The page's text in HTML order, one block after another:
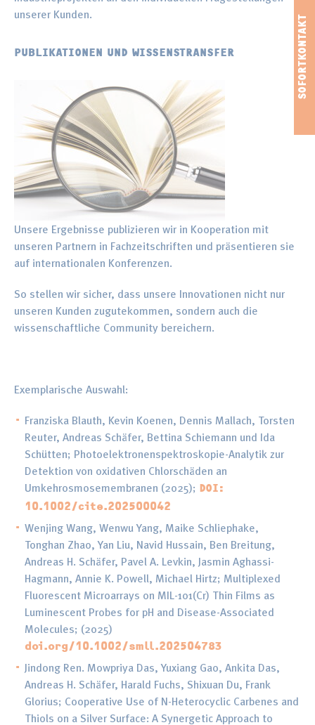
unserer Kunden.
PUBLIKATIONEN UND WISSENSTRANSFER
Unsere Ergebnisse publizieren wir in Kooperation mit
unseren Partnern in Fachzeitschriften und präsentieren sie
auf internationalen Konferenzen.
So stellen wir sicher, dass unsere Innovationen nicht nur
unseren Kunden zugutekommen, sondern auch die
wissenschaftliche Community bereichern.
Exemplarische Auswahl:
Franziska Blauth, Kevin Koenen, Dennis Mallach, Torsten
Reuter, Andreas Schäfer, Bettina Schiemann und Ida
Schütten; Photoelektronenspektroskopie-Analytik zur
Detektion von oxidativen Chlorschäden an
Umkehrosmosemembranen (2025);
DOI:
10.1002/cite.202500042
Wenjing Wang, Wenwu Yang, Maike Schliephake,
Tonghan Zhao, Yan Liu, Navid Hussain, Ben Breitung,
Andreas H. Schäfer, Pavel A. Levkin, Jasmin Aghassi-
Hagmann, Annie K. Powell, Michael Hirtz; Multiplexed
Fluorescent Microarrays on MIL-101(Cr) Thin Films as
Luminescent Probes for pH and Disease-Associated
Molecules; (2025)
doi.org/10.1002/smll.202504783
Jindong Ren. Mowpriya Das, Yuxiang Gao, Ankita Das,
Andreas H. Schäfer, Harald Fuchs, Shixuan Du, Frank
Glorius; Cooperative Use of N-Heterocyclic Carbenes and
Thiols on a Silver Surface: A Synergetic Approach to